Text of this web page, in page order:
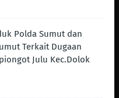
Polda Sumut dan
Terkait Dugaan
Julu Kec.Dolok